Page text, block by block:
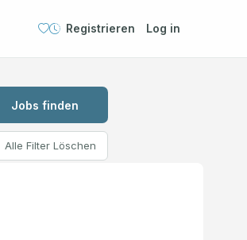
Registrieren Log in
Jobs finden
Alle Filter Löschen